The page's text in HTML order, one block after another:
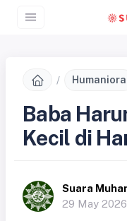
Humaniora
Baba
Kecil di
Suara
29 May 2026